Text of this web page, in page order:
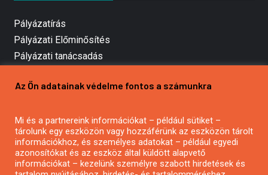
Pályázatírás
Pályázati Előminősítés
Pályázati tanácsadás
Mezőgazdasági pályázatírás
Pályázatírás civil szervezeteknek
Pályázatírás önkormányzatoknak
Pályázatfigyelés
Specifikus pályázatfigyelés vagy hírlevél
Az Ön adatainak védelme fontos a számunkra
Mi és a partnereink információkat – például sütiket –
tárolunk egy eszközön vagy hozzáférünk az eszközön tárolt
információkhoz, és személyes adatokat – például egyedi
azonosítókat és az eszköz által küldött alapvető
információkat – kezelünk személyre szabott hirdetések és